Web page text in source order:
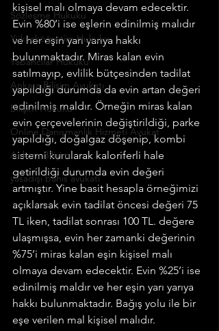
Sözleşme Hukuku
Yükseköğretim Hukuku
Yabancılar Hukuku
Ankara Bilişim Avukatı
Bilişim Hukuku
Online Danışmanlık Hizmeti Avukat
Ankara Bilişim
yasadışı bahis avukatı
kişisel malı olmaya devam edecektir.
Evin %80’i ise eşlerin edinilmiş malıdır
ve her eşin yarı yarıya hakkı
bulunmaktadır. Miras kalan evin
satılmayıp, evlilik bütçesinden tadilat
yapıldığı durumda da evin artan değeri
edinilmiş maldır. Örneğin miras kalan
evin çerçevelerinin değiştirildiği, parke
yapıldığı, doğalgaz döşenip, kombi
sistemi kurularak kaloriferli hale
getirildiği durumda evin değeri
artmıştır. Yine basit hesapla örneğimizi
açıklarsak evin tadilat öncesi değeri 75
TL iken, tadilat sonrası 100 TL. değere
ulaşmışsa, evin her zamanki değerinin
%75’i miras kalan eşin kişisel malı
olmaya devam edecektir. Evin %25’i ise
edinilmiş maldır ve her eşin yarı yarıya
hakkı bulunmaktadır. Bağış yolu ile bir
eşe verilen mal kişisel malıdır.